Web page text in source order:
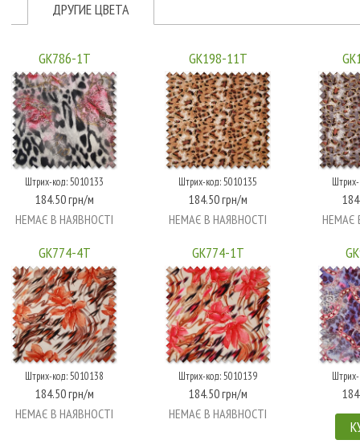
ДРУГИЕ ЦВЕТА
GK786-1T
Штрих-код: 5010133
184.50 грн/м
НЕМАЄ В НАЯВНОСТІ
GK198-11T
Штрих-код: 5010135
184.50 грн/м
НЕМАЄ В НАЯВНОСТІ
НЕМАЄ
GK774-4T
Штрих-код: 5010138
184.50 грн/м
НЕМАЄ В НАЯВНОСТІ
GK774-1T
Штрих-код: 5010139
184.50 грн/м
НЕМАЄ В НАЯВНОСТІ